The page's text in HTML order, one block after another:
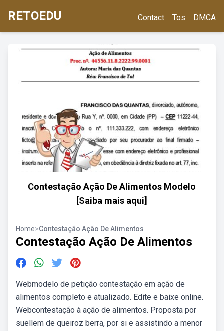
RETOEDU Contact Tos DMCA
Contestação Ação De Alimentos Modelo
[Saiba mais aqui]
Home>Contestação Ação De Alimentos
Contestação Ação De Alimentos
Webmodelo de petição contestação em ação de
alimentos completo e atualizado. Edite e baixe online.
Webcontestação à ação de alimentos. Proposta por
suellem de queiroz berra, por si e assistindo a menor